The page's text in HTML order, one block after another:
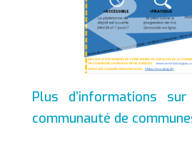
Plus d’informations
communauté de